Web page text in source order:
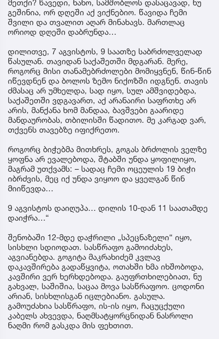
მეთქი? წავედი, ნანო, სამშობლოს დასაცავად, ნუ
გეშინია, ორ დღეში აქ ვიქნებიო. წავიდა ჩემი
შვილი და თვალით აღარ მინახავს. მართლაც
ორიოდ დღეში დაბრუნდა…
დილითვე, 7 აგვისტოს, 9 საათზე საბრძოლველად
წასულან. თავიდან საქაშეთში მდგარან. მერე,
როგორც მისი თანამებრძოლები მომიყვნენ, წინ-წინ
იწევდნენ და ბოლოს ზემო ნიქოზში იდგნენ. თავის
ძმასაც არ უმხელდა, სად იყო, სულ ამშვიდებდა,
საქაშეთში ვდგავართ, აქ არანაირი საფრთხე არ
არის, მანქანა ხომ მანდაა, ბავშვები გაარიდე
მანდაურობას, თბილისში წადითო. მე კარგად ვარ,
თქვენს თავებზე იფიქრეთო.
როგორც ბიჭებმა მითხრეს, გოგას ბრძოლის ველზე
ყოფნა არ ევალებოდა, შტაბში უნდა ყოფილიყო,
მაგრამ უთქვამს: – სადაც ჩემი ოცეულის 19 ბიჭი
იბრძვის, მეც იქ უნდა ვიყოო და ყველგან წინ
მიიწევდა…
9 აგვისტოს დაიღუპა… დილის 10-დან 11 საათამდე
დაიჭრა…“
შენობაში 12-მდე დაჭრილი „სპეცნაზელი“ იყო,
სისხლი სდიოდათ. სასწრაფო გამოიძახეს,
აგვიანებდა. გოგიტა მაკრახიძემ კვლავ
დაკავშირება გადაწყვიტა, ოთახში ხმა იხშობოდა,
კავშირი ვერ ხერხდებოდა. გაუფრთხილებიათ, ნუ
გახვალ, საშიშია, საცაა მოვა სასწრაფოო. ცოდონი
არიან, სისხლისგან იცლებიანო. გასულა.
გამოუძახია სასწრაფო, ის-ის იყო, ჩაცუცქული
კაბელს ახვევდა, ნაღმსატყორცნიდან ნასროლი
ნაღმი რომ გასკდა მის ფეხთით.